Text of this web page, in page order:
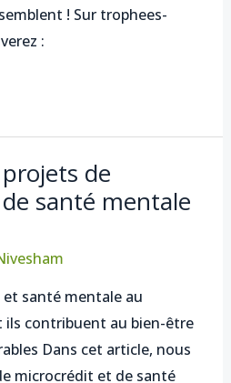
! Sur trophees-
:
de
santé mentale
santé mentale au
ils contribuent au bien-être
Dans cet article, nous
microcrédit et de santé